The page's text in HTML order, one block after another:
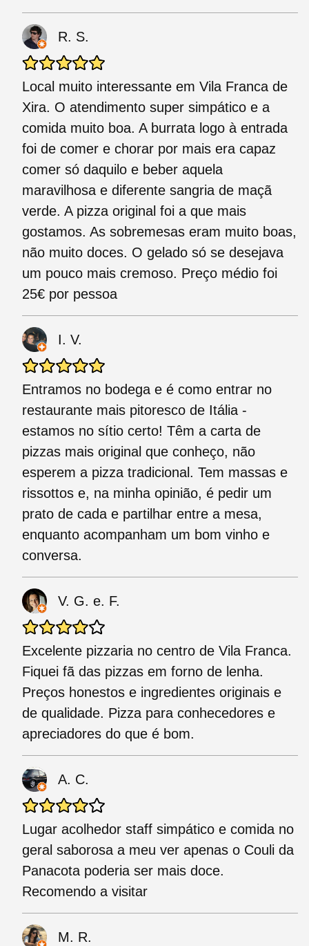
R. S.
Local muito interessante em Vila Franca de
Xira. O atendimento super simpático e a
comida muito boa. A burrata logo à entrada
foi de comer e chorar por mais era capaz
comer só daquilo e beber aquela
maravilhosa e diferente sangria de maçã
verde. A pizza original foi a que mais
gostamos. As sobremesas eram muito boas,
não muito doces. O gelado só se desejava
um pouco mais cremoso. Preço médio foi
25€ por pessoa
I. V.
Entramos no bodega e é como entrar no
restaurante mais pitoresco de Itália -
estamos no sítio certo! Têm a carta de
pizzas mais original que conheço, não
esperem a pizza tradicional. Tem massas e
rissottos e, na minha opinião, é pedir um
prato de cada e partilhar entre a mesa,
enquanto acompanham um bom vinho e
conversa.
V. G. e. F.
Excelente pizzaria no centro de Vila Franca.
Fiquei fã das pizzas em forno de lenha.
Preços honestos e ingredientes originais e
de qualidade. Pizza para conhecedores e
apreciadores do que é bom.
A. C.
Lugar acolhedor staff simpático e comida no
geral saborosa a meu ver apenas o Couli da
Panacota poderia ser mais doce.
Recomendo a visitar
M. R.